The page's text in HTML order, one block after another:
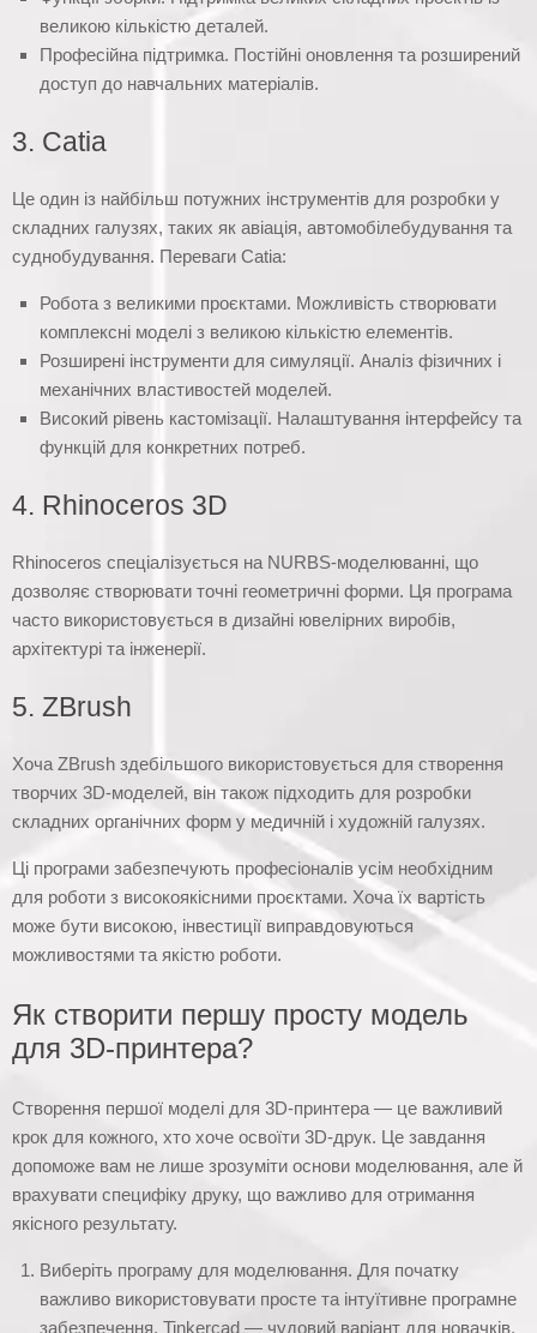
великою кількістю деталей.
Професійна підтримка. Постійні оновлення та розширений
доступ до навчальних матеріалів.
3. Catia
Це один із найбільш потужних інструментів для розробки у
складних галузях, таких як авіація, автомобілебудування та
суднобудування. Переваги Catia:
Робота з великими проєктами. Можливість створювати
комплексні моделі з великою кількістю елементів.
Розширені інструменти для симуляції. Аналіз фізичних і
механічних властивостей моделей.
Високий рівень кастомізації. Налаштування інтерфейсу та
функцій для конкретних потреб.
4. Rhinoceros 3D
Rhinoceros спеціалізується на NURBS-моделюванні, що
дозволяє створювати точні геометричні форми. Ця програма
часто використовується в дизайні ювелірних виробів,
архітектурі та інженерії.
5. ZBrush
Хоча ZBrush здебільшого використовується для створення
творчих 3D-моделей, він також підходить для розробки
складних органічних форм у медичній і художній галузях.
Ці програми забезпечують професіоналів усім необхідним
для роботи з високоякісними проєктами. Хоча їх вартість
може бути високою, інвестиції виправдовуються
можливостями та якістю роботи.
Як створити першу просту модель
для 3D-принтера?
Створення першої моделі для 3D-принтера — це важливий
крок для кожного, хто хоче освоїти 3D-друк. Це завдання
допоможе вам не лише зрозуміти основи моделювання, але й
врахувати специфіку друку, що важливо для отримання
якісного результату.
Виберіть програму для моделювання. Для початку
важливо використовувати просте та інтуїтивне програмне
забезпечення. Tinkercad — чудовий варіант для новачків.